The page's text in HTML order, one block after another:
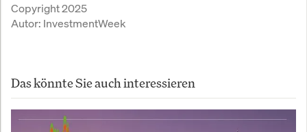
Copyright 2025
Autor: InvestmentWeek
Das könnte Sie auch interessieren